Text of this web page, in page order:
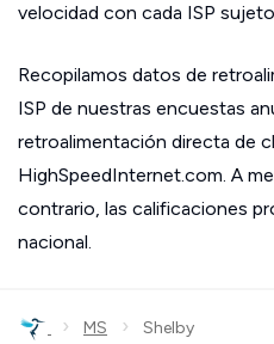
velocidad con cada ISP
Recopilamos datos de
ISP de nuestras encuestas
retroalimentación directa de
HighSpeedInternet.com. A
contrario, las calificaciones
nacional.
› MS › Shelby